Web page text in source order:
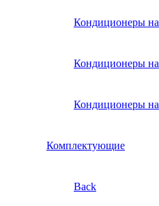
Кондиционеры
Кондиционеры
Кондиционеры
Комплектующие
Back